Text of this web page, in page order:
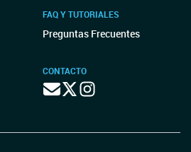
FAQ Y TUTORIALES
Preguntas Frecuentes
CONTACTO